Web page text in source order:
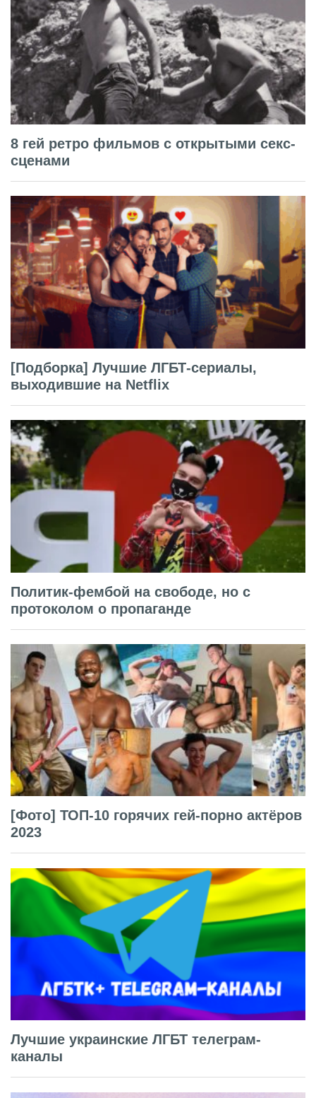
8 гей ретро фильмов с открытыми секс-
сценами
[Подборка] Лучшие ЛГБТ-сериалы,
выходившие на Netflix
Политик-фембой на свободе, но с
протоколом о пропаганде
[Фото] ТОП-10 горячих гей-порно актёров
2023
Лучшие украинские ЛГБТ телеграм-
каналы